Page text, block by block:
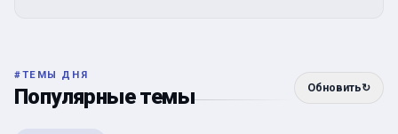
#ТЕМЫ ДНЯ
Популярные темы Обновить↻